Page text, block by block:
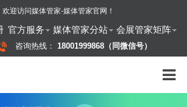
欢迎访问媒体管家-媒体管家官网 ！
官方服务 媒体管家分站
会展管家矩阵
咨询热线： 18001999868（同微信号）